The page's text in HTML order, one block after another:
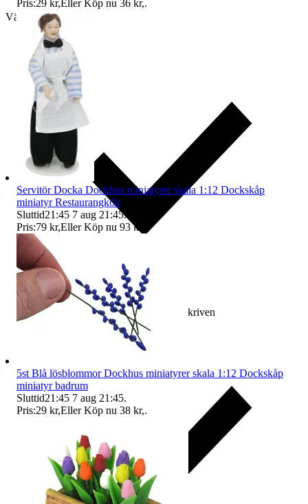
Välj till köparskydd
Ersättning om varan inte är som beskriven
Pris:29 kr, Eller Köp nu 36 kr,.
Servitör Docka Dockhus miniatyrer skala 1:12 Dockskåp
miniatyr Restaurangkök
Sluttid21:45 7 aug 21:45.
Pris:79 kr,Eller Köp nu 93 kr
5st Blå lösblommor Dockhus miniatyrer skala 1:12 Dockskåp
miniatyr badrum
Sluttid21:45 7 aug 21:45.
Pris:29 kr,Eller Köp nu 38 kr,.